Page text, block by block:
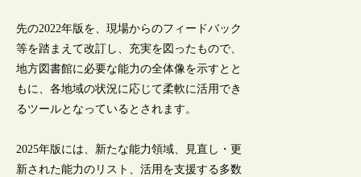
先の2022年版を、現場からのフィードバック
等を踏まえて改訂し、充実を図ったもので、
地方図書館に必要な能力の全体像を示すとと
もに、各地域の状況に応じて柔軟に活用でき
るツールとなっているとされます。
2025年版には、新たな能力領域、見直し・更
新された能力のリスト、活用を支援する多数